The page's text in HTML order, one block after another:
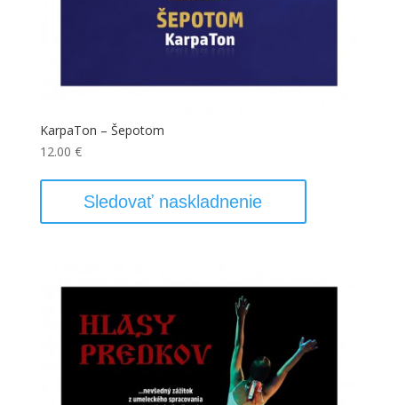
KarpaTon – Šepotom
12.00 €
Sledovať naskladnenie